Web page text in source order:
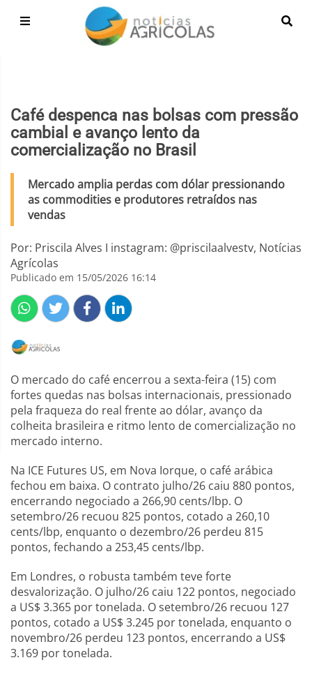
Café despenca nas bolsas com pressão
cambial e avanço lento da
comercialização no Brasil
Mercado amplia perdas com dólar pressionando
as commodities e produtores retraídos nas
vendas
Por: Priscila Alves I instagram: @priscilaalvestv, Notícias
Agrícolas
Publicado em 15/05/2026 16:14
O mercado do café encerrou a sexta-feira (15) com
fortes quedas nas bolsas internacionais, pressionado
pela fraqueza do real frente ao dólar, avanço da
colheita brasileira e ritmo lento de comercialização no
mercado interno.
Na ICE Futures US, em Nova Iorque, o café arábica
fechou em baixa. O contrato julho/26 caiu 880 pontos,
encerrando negociado a 266,90 cents/lbp. O
setembro/26 recuou 825 pontos, cotado a 260,10
cents/lbp, enquanto o dezembro/26 perdeu 815
pontos, fechando a 253,45 cents/lbp.
Em Londres, o robusta também teve forte
desvalorização. O julho/26 caiu 122 pontos, negociado
a US$ 3.365 por tonelada. O setembro/26 recuou 127
pontos, cotado a US$ 3.245 por tonelada, enquanto o
novembro/26 perdeu 123 pontos, encerrando a US$
3.169 por tonelada.